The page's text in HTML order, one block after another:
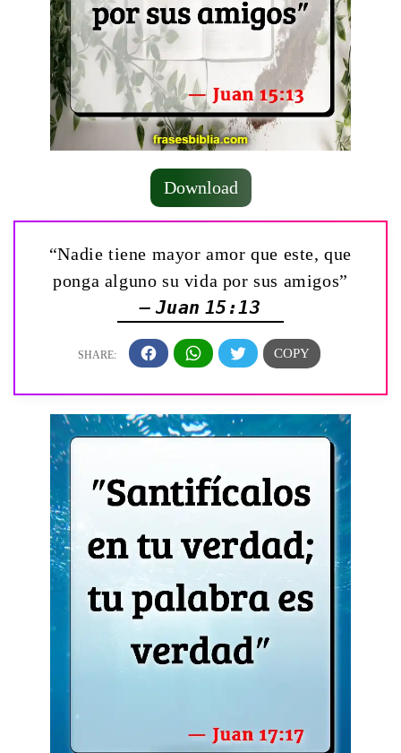
Download
“Nadie tiene mayor amor que este, que
ponga alguno su vida por sus amigos”
— Juan 15:13